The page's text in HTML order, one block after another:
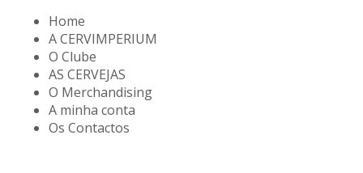
Home
A CERVIMPERIUM
O Clube
AS CERVEJAS
O Merchandising
A minha conta
Os Contactos